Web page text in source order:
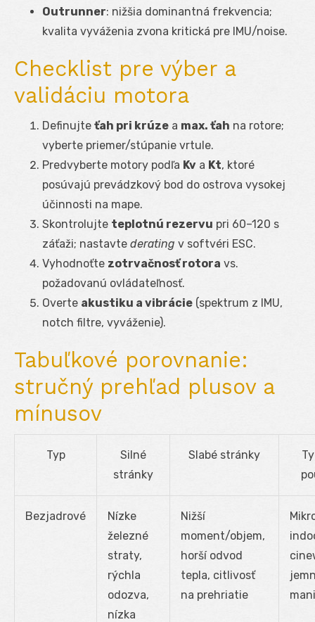
Outrunner: nižšia dominantná frekvencia;
kvalita vyváženia zvona kritická pre IMU/noise.
Checklist pre výber a
validáciu motora
Definujte ťah pri krúze a max. ťah na rotore;
vyberte priemer/stúpanie vrtule.
Predvyberte motory podľa Kv a Kt, ktoré
posúvajú prevádzkový bod do ostrova vysokej
účinnosti na mape.
Skontrolujte teplotnú rezervu pri 60–120 s
záťaži; nastavte derating v softvéri ESC.
Vyhodnoťte zotrvačnosť rotora vs.
požadovanú ovládateľnosť.
Overte akustiku a vibrácie (spektrum z IMU,
notch filtre, vyváženie).
Tabuľkové porovnanie:
stručný prehľad plusov a
mínusov
Typ
Silné
stránky
Slabé stránky
Bezjadrové
Nízke
železné
straty,
rýchla
odozva,
nízka
Nižší
moment/objem,
horší odvod
tepla, citlivosť
na prehriatie